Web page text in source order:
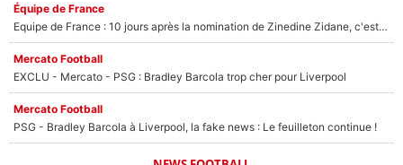
Équipe de France
Equipe de France : 10 jours après la nomination de Zinedine Zidane, c'est au tour de son fils de prendre un nouveau départ !
Mercato Football
EXCLU - Mercato - PSG : Bradley Barcola trop cher pour Liverpool
Mercato Football
PSG - Bradley Barcola à Liverpool, la fake news : Le feuilleton continue !